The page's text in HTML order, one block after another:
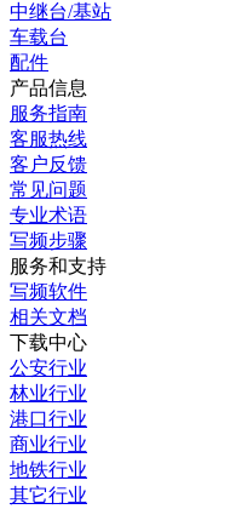
中继台/基站
车载台
配件
产品信息
服务指南
客服热线
客户反馈
常见问题
专业术语
写频步骤
服务和支持
写频软件
相关文档
下载中心
公安行业
林业行业
港口行业
商业行业
地铁行业
其它行业